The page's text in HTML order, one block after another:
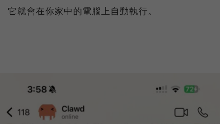
它就會在你家中的電腦上自動執行。